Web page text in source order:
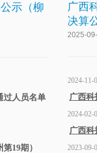
广西
决算
2025-
2024-11-
广西科
2024-02-
广西科
2023-09-
示（柳
过人员名单
19期）